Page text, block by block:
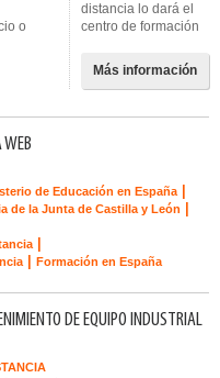
o
distancia lo dará el
centro de formación
Más información
WEB
de Educación en España
de la Junta de Castilla y León
Formación en España
DE EQUIPO INDUSTRIAL